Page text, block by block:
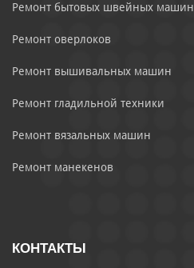
Ремонт бытовых швейных машин
Ремонт оверлоков
Ремонт вышивальных машин
Ремонт гладильной техники
Ремонт вязальных машин
Ремонт манекенов
КОНТАКТЫ